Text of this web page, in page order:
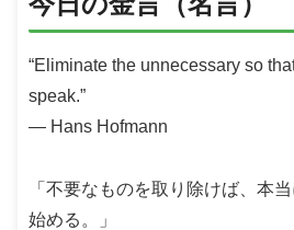
“Eliminate the unnecessary so
speak.”
— Hans Hofmann
「不要なものを取り除けば、本
始める。」